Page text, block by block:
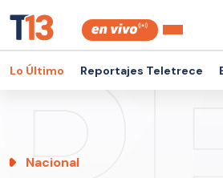
Lo Último Reportajes Teletrece
Nacional